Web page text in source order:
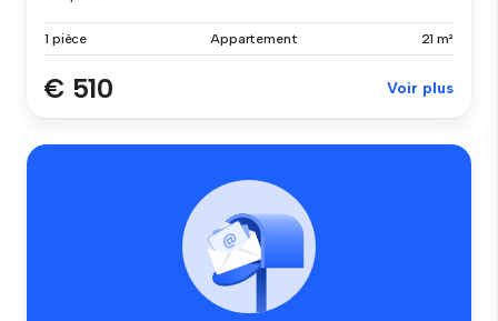
1 pièce Appartement 21 m²
€ 510 Voir plus